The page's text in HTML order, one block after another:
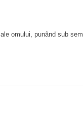
omului, punând sub